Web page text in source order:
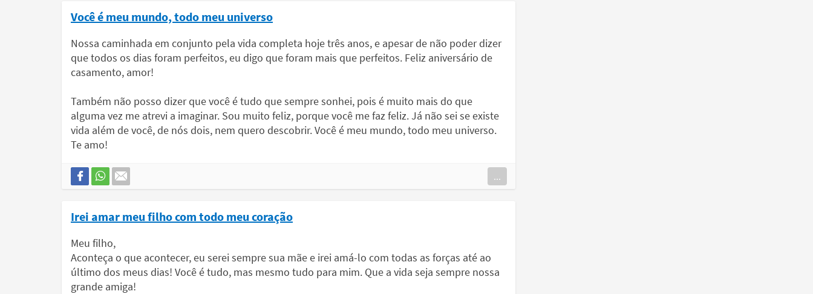
Você é meu mundo, todo meu universo
Nossa caminhada em conjunto pela vida completa hoje três anos, e apesar de não poder dizer
que todos os dias foram perfeitos, eu digo que foram mais que perfeitos. Feliz aniversário de
casamento, amor!
Também não posso dizer que você é tudo que sempre sonhei, pois é muito mais do que
alguma vez me atrevi a imaginar. Sou muito feliz, porque você me faz feliz. Já não sei se existe
vida além de você, de nós dois, nem quero descobrir. Você é meu mundo, todo meu universo.
Te amo!
...
Irei amar meu filho com todo meu coração
Meu filho,
Aconteça o que acontecer, eu serei sempre sua mãe e irei amá-lo com todas as forças até ao
último dos meus dias! Você é tudo, mas mesmo tudo para mim. Que a vida seja sempre nossa
grande amiga!